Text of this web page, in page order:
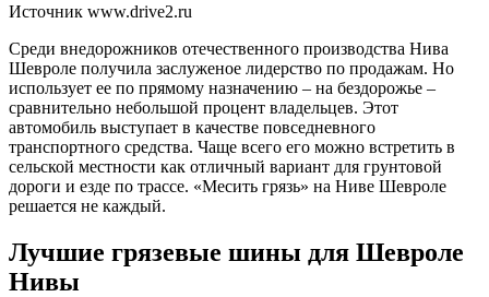
Источник www.drive2.ru
Среди внедорожников отечественного производства Нива
Шевроле получила заслуженое лидерство по продажам. Но
использует ее по прямому назначению – на бездорожье –
сравнительно небольшой процент владельцев. Этот
автомобиль выступает в качестве повседневного
транспортного средства. Чаще всего его можно встретить в
сельской местности как отличный вариант для грунтовой
дороги и езде по трассе. «Месить грязь» на Ниве Шевроле
решается не каждый.
Лучшие грязевые шины для Шевроле
Нивы